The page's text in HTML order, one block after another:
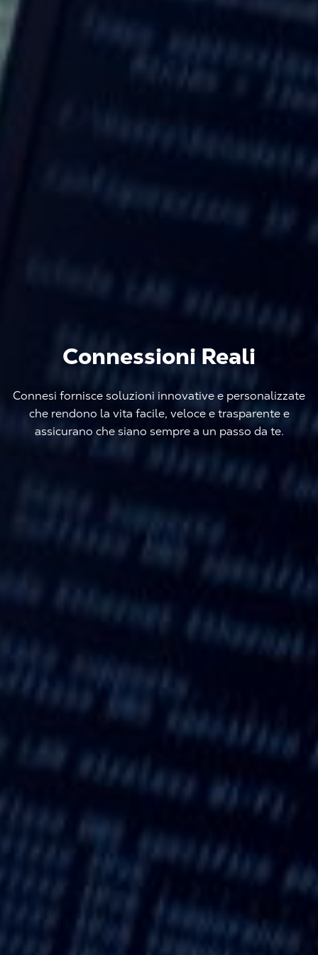
Connessioni Reali
Connesi fornisce soluzioni innovative e personalizzate
che rendono la vita facile, veloce e trasparente e
assicurano che siano sempre a un passo da te.